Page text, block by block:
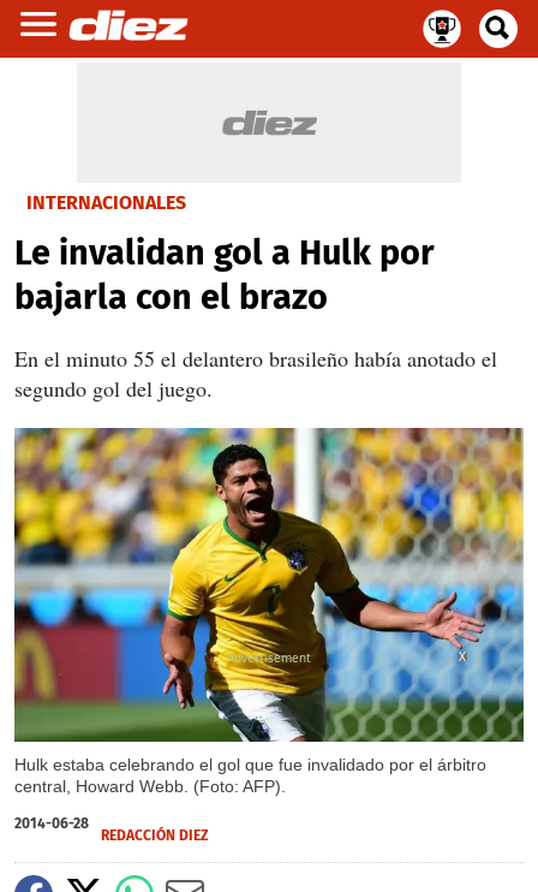
INTERNACIONALES
Le invalidan gol a Hulk por
bajarla con el brazo
En el minuto 55 el delantero brasileño había anotado el
segundo gol del juego.
Hulk estaba celebrando el gol que fue invalidado por el árbitro
central, Howard Webb. (Foto: AFP).
X
2014-06-28
REDACCIÓN DIEZ